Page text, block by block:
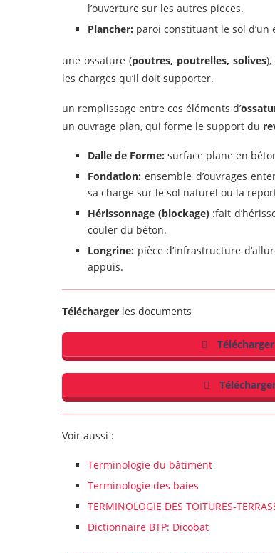
l’ouverture sur les autres pieces.
Plancher: paroi constituant le sol
une ossature (poutres, poutrelles, solives
les charges qu’il doit supporter.
un remplissage entre ces éléments d’
un ouvrage plan, qui forme le support du
Dalle de Forme: surface plane en
Fondation: ensemble d’ouvrages
sa charge sur le sol naturel ou la
Hérissonnage (blockage):fait
couler du béton.
Longrine: pièce d’infrastructure
appuis.
Télécharger les documents
Voir aussi :
Terminologie du bâtiment
Terminologie des baies
TERMINOLOGIE DES TOITURES-
Dictionnaire BTP: Dicobat